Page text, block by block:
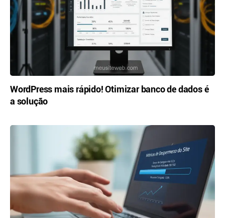
WordPress mais rápido! Otimizar banco de dados é
a solução